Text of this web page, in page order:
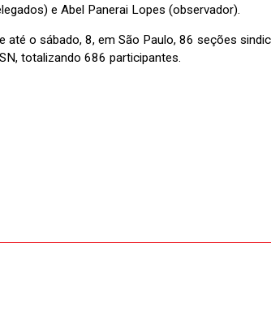
e Abel Panerai Lopes (observador).
até o sábado, 8, em São Paulo, 86 seções
totalizando 686 participantes.